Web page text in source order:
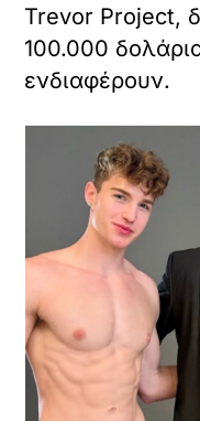
Trevor Project,
100.000
ενδιαφέρουν.